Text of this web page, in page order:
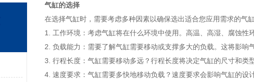
气缸的选择
在选择气缸时，需要考虑多种因素以确保选出适合您应用需求的气
1. 工作环境：考虑气缸将在什么环境中使用。高温、高湿、腐蚀性
2. 负载能力：需要了解气缸需要移动或支撑多大的负载。这将影响
3. 行程长度：气缸需要移动多远？行程长度将决定气缸的尺寸和类
4. 速度要求：气缸需要多快地移动负载？速度要求会影响气缸的设